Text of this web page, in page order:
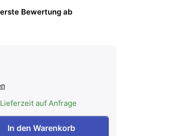
Bewertung ab
auf Anfrage
T1 | Unterbausatz zu CHF 85.00, Menge 1.
In den Warenkorb